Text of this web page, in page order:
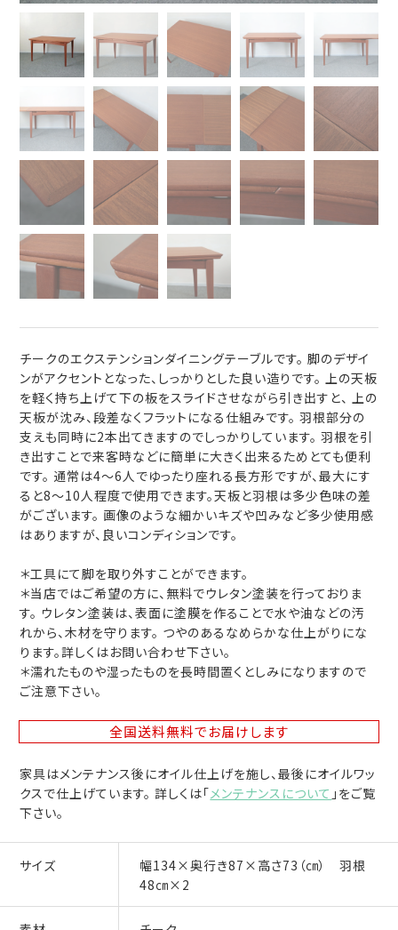
チークのエクステンションダイニングテーブルです。 脚のデザイ
ンがアクセントとなった、しっかりとした良い造りです。 上の天板
を軽く持ち上げて下の板をスライドさせながら引き出すと、 上の
天板が沈み、段差なくフラットになる仕組みです。 羽根部分の
支えも同時に2本出てきますのでしっかりしています。 羽根を引
き出すことで来客時などに簡単に大きく出来るためとても便利
です。 通常は4～6人でゆったり座れる長方形ですが、最大にす
ると8～10人程度で使用できます。天板と羽根は多少色味の差
がございます。 画像のような細かいキズや凹みなど多少使用感
はありますが、良いコンディションです。
＊工具にて脚を取り外すことができます。
＊当店ではご希望の方に、無料でウレタン塗装を行っておりま
す。 ウレタン塗装は、表面に塗膜を作ることで水や油などの汚
れから、木材を守ります。 つやのあるなめらかな仕上がりにな
ります。詳しくはお問い合わせ下さい。
＊濡れたものや湿ったものを長時間置くとしみになりますので
ご注意下さい。
全国送料無料でお届けします
家具はメンテナンス後にオイル仕上げを施し、最後にオイルワッ
クスで仕上げています。 詳しくは「メンテナンスについて 」をご覧
下さい。
サイズ
幅134×奥行き87×高さ73（㎝） 羽根
48㎝×2